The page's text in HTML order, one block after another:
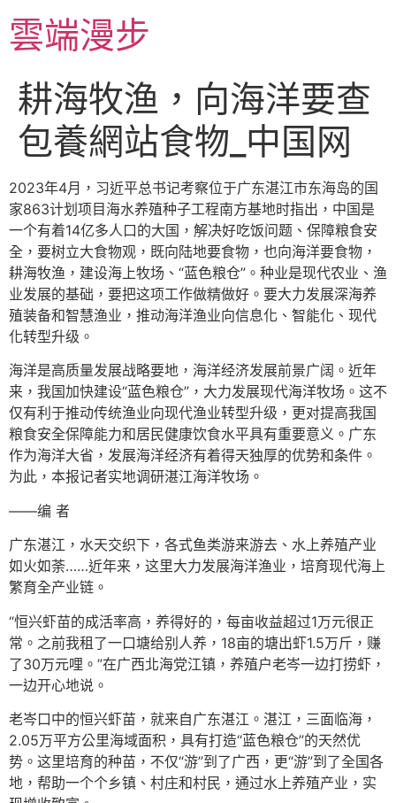
至雲端漫步
耕海牧渔，向海洋要查
包養網站食物_中国网
2023年4月，习近平总书记考察位于广东湛江市东海岛的国
家863计划项目海水养殖种子工程南方基地时指出，中国是
一个有着14亿多人口的大国，解决好吃饭问题、保障粮食安
全，要树立大食物观，既向陆地要食物，也向海洋要食物，
耕海牧渔，建设海上牧场、“蓝色粮仓”。种业是现代农业、渔
业发展的基础，要把这项工作做精做好。要大力发展深海养
殖装备和智慧渔业，推动海洋渔业向信息化、智能化、现代
化转型升级。
海洋是高质量发展战略要地，海洋经济发展前景广阔。近年
来，我国加快建设“蓝色粮仓”，大力发展现代海洋牧场。这不
仅有利于推动传统渔业向现代渔业转型升级，更对提高我国
粮食安全保障能力和居民健康饮食水平具有重要意义。广东
作为海洋大省，发展海洋经济有着得天独厚的优势和条件。
为此，本报记者实地调研湛江海洋牧场。
——编 者
广东湛江，水天交织下，各式鱼类游来游去、水上养殖产业
如火如荼……近年来，这里大力发展海洋渔业，培育现代海上
繁育全产业链。
“恒兴虾苗的成活率高，养得好的，每亩收益超过1万元很正
常。之前我租了一口塘给别人养，18亩的塘出虾1.5万斤，赚
了30万元哩。”在广西北海党江镇，养殖户老岑一边打捞虾，
一边开心地说。
老岑口中的恒兴虾苗，就来自广东湛江。湛江，三面临海，
2.05万平方公里海域面积，具有打造“蓝色粮仓”的天然优
势。这里培育的种苗，不仅“游”到了广西，更“游”到了全国各
地，帮助一个个乡镇、村庄和村民，通过水上养殖产业，实